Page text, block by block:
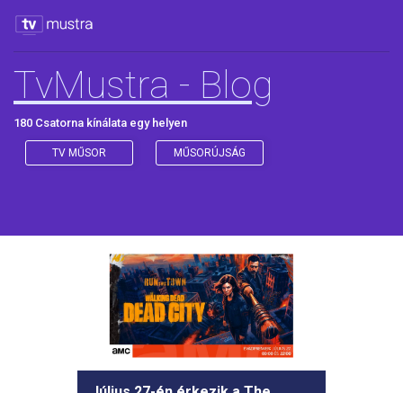
TvMustra - Blog
180 Csatorna kínálata egy helyen
TV MŰSOR MŰSORÚJSÁG